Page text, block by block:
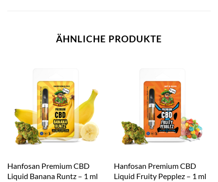
ÄHNLICHE PRODUKTE
Hanfosan Premium CBD
Liquid Banana Runtz – 1 ml
Hanfosan Premium CBD
Liquid Fruity Pepplez – 1 ml